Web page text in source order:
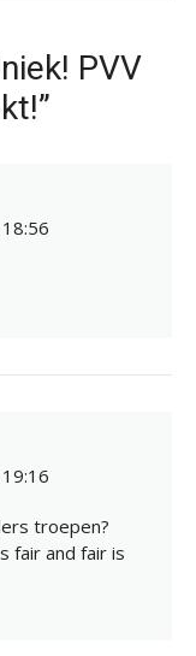
PVV
troepen?
fair and fair is